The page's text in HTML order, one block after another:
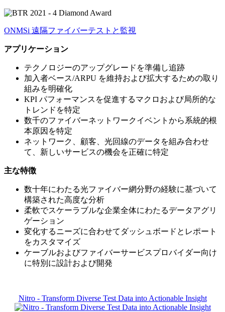
ONMSi 遠隔ファイバーテストと監視
アプリケーション
テクノロジーのアップグレードを準備し追跡
加入者ベース/ARPU を維持および拡大するための取り
組みを明確化
KPI パフォーマンスを促進するマクロおよび局所的な
トレンドを特定
数千のファイバーネットワークイベントから系統的根
本原因を特定
ネットワーク、顧客、光回線のデータを組み合わせ
て、新しいサービスの機会を正確に特定
主な特徴
数十年にわたる光ファイバー網分野の経験に基づいて
構築された高度な分析
柔軟でスケーラブルな企業全体にわたるデータアグリ
ゲーション
変化するニーズに合わせてダッシュボードとレポート
をカスタマイズ
ケーブルおよびファイバーサービスプロバイダー向け
に特別に設計および開発
Nitro - Transform Diverse Test Data into Actionable Insight